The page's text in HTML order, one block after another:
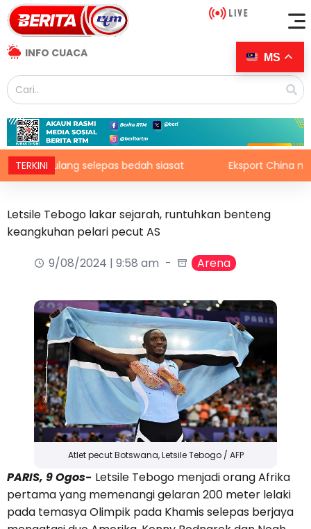
INFO CUACA
TERKINI
pulang selepas bedah siasat Eksport China
Letsile Tebogo lakar sejarah, runtuhkan benteng
keangkuhan pelari pecut AS
9/08/2024 | 9:58 am
Arena
Atlet pecut Botswana, Letsile Tebogo / AFP
PARIS, 9 Ogos- Letsile Tebogo menjadi orang Afrika
pertama yang memenangi gelaran 200 meter lelaki
pada temasya Olimpik pada Khamis selepas berjaya
MS